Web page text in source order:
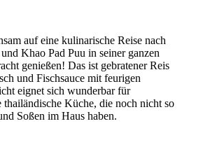
auf eine kulinarische Reise nach
Khao Pad Puu in seiner ganzen
genießen! Das ist gebratener Reis
und Fischsauce mit feurigen
eignet sich wunderbar für
thailändische Küche, die noch nicht so
Soßen im Haus haben.